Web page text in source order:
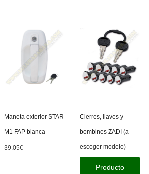
Maneta exterior STAR
M1 FAP blanca
39.05€
Cierres, llaves y
bombines ZADI (a
escoger modelo)
Producto